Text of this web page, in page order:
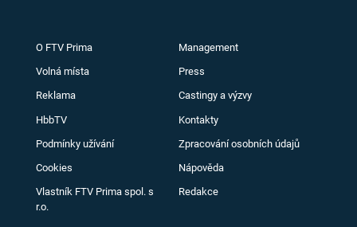
O FTV Prima Management
Volná místa Press
Reklama Castingy a výzvy
HbbTV Kontakty
Podmínky užívání Zpracování osobních údajů
Cookies Nápověda
Vlastník FTV Prima spol. s
r.o.
Redakce